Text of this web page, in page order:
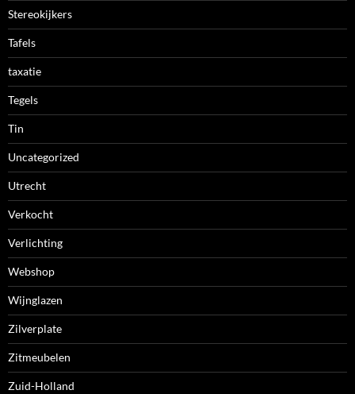
Stereokijkers
Tafels
taxatie
Tegels
Tin
Uncategorized
Utrecht
Verkocht
Verlichting
Webshop
Wijnglazen
Zilverplate
Zitmeubelen
Zuid-Holland